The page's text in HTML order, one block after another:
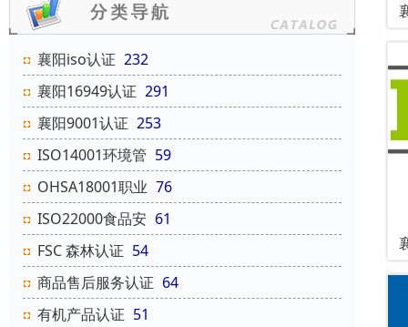
襄阳iso认证 232
襄阳16949认证 291
襄阳9001认证 253
ISO14001环境管 59
OHSA18001职业 76
ISO22000食品安 61
FSC 森林认证 54
商品售后服务认证 64
有机产品认证 51